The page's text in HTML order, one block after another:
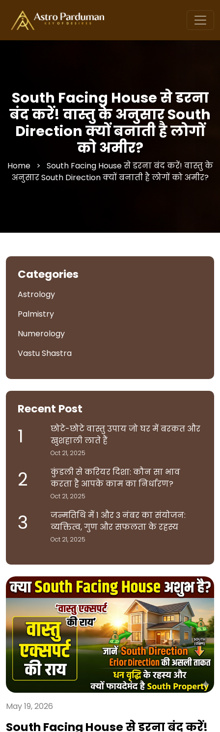
South Facing House से डरना
बंद करें! वास्तु के अनुसार South
Direction क्यों बनाती है लोगों
को अमीर?
Home >
South Facing House से डरना बंद करें! वास्तु के
अनुसार South Direction क्यों बनाती है लोगों को अमीर?
Categories
Astrology
Palmistry
Numerology
Vastu Shastra
Recent Post
1
छोटे-छोटे वास्तु उपाय जो घर में बरकत और
खुशहाली लाते हैं
Oct 21, 2025
2
कुंडली से करियर दिशा: कौन सा भाव
करता है आपके काम का निर्धारण?
Oct 21, 2025
3
जन्मतिथि में 1 और 3 नंबर का संयोजन:
व्यक्तित्व, गुण और सफलता के रहस्य
Oct 21, 2025
May 19, 2026
South Facing House से डरना बंद करें!